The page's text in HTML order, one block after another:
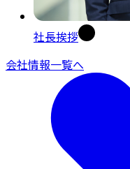
社長挨拶
会社情報一覧へ